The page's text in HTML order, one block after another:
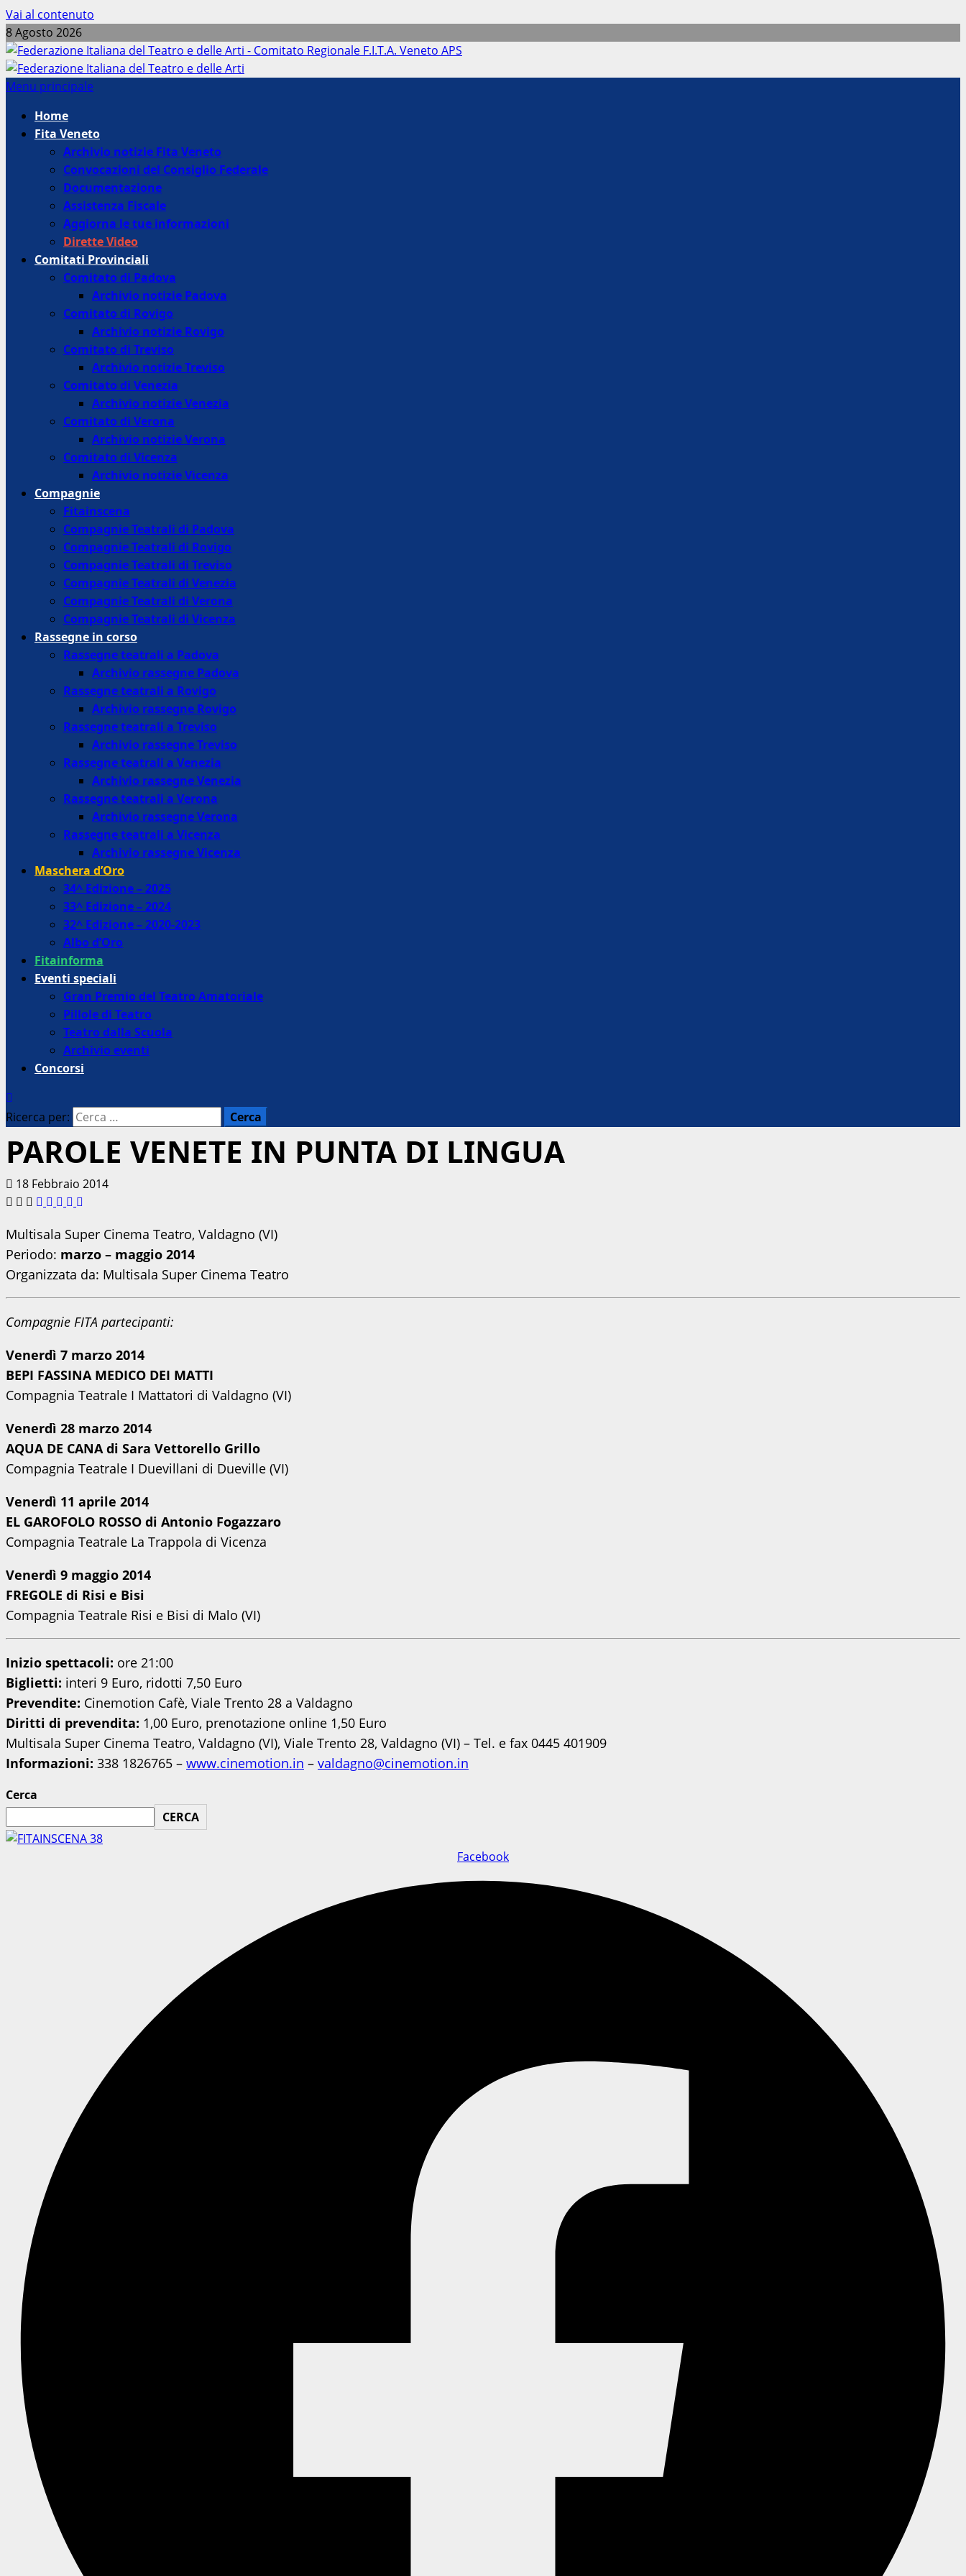
Vai al contenuto
8 Agosto 2026
Menu principale
Home
Fita Veneto
Archivio notizie Fita Veneto
Convocazioni del Consiglio Federale
Documentazione
Assistenza Fiscale
Aggiorna le tue informazioni
Dirette Video
Comitati Provinciali
Comitato di Padova
Archivio notizie Padova
Comitato di Rovigo
Archivio notizie Rovigo
Comitato di Treviso
Archivio notizie Treviso
Comitato di Venezia
Archivio notizie Venezia
Comitato di Verona
Archivio notizie Verona
Comitato di Vicenza
Archivio notizie Vicenza
Compagnie
Fitainscena
Compagnie Teatrali di Padova
Compagnie Teatrali di Rovigo
Compagnie Teatrali di Treviso
Compagnie Teatrali di Venezia
Compagnie Teatrali di Verona
Compagnie Teatrali di Vicenza
Rassegne in corso
Rassegne teatrali a Padova
Archivio rassegne Padova
Rassegne teatrali a Rovigo
Archivio rassegne Rovigo
Rassegne teatrali a Treviso
Archivio rassegne Treviso
Rassegne teatrali a Venezia
Archivio rassegne Venezia
Rassegne teatrali a Verona
Archivio rassegne Verona
Rassegne teatrali a Vicenza
Archivio rassegne Vicenza
Maschera d’Oro
34^ Edizione – 2025
33^ Edizione – 2024
32^ Edizione – 2020-2023
Albo d’Oro
Fitainforma
Eventi speciali
Gran Premio del Teatro Amatoriale
Pillole di Teatro
Teatro dalla Scuola
Archivio eventi
Concorsi
Ricerca per:
PAROLE VENETE IN PUNTA DI LINGUA
18 Febbraio 2014
Multisala Super Cinema Teatro, Valdagno (VI)
Periodo: marzo – maggio 2014
Organizzata da: Multisala Super Cinema Teatro
Compagnie FITA partecipanti:
Venerdì 7 marzo 2014
BEPI FASSINA MEDICO DEI MATTI
Compagnia Teatrale I Mattatori di Valdagno (VI)
Venerdì 28 marzo 2014
AQUA DE CANA di Sara Vettorello Grillo
Compagnia Teatrale I Duevillani di Dueville (VI)
Venerdì 11 aprile 2014
EL GAROFOLO ROSSO di Antonio Fogazzaro
Compagnia Teatrale La Trappola di Vicenza
Venerdì 9 maggio 2014
FREGOLE di Risi e Bisi
Compagnia Teatrale Risi e Bisi di Malo (VI)
Inizio spettacoli: ore 21:00
Biglietti: interi 9 Euro, ridotti 7,50 Euro
Prevendite: Cinemotion Cafè, Viale Trento 28 a Valdagno
Diritti di prevendita: 1,00 Euro, prenotazione online 1,50 Euro
Multisala Super Cinema Teatro, Valdagno (VI), Viale Trento 28, Valdagno (VI) – Tel. e fax 0445 401909
Informazioni: 338 1826765 – www.cinemotion.in – valdagno@cinemotion.in
Cerca
CERCA
Facebook